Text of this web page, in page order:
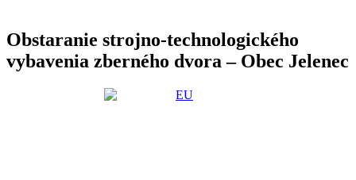
Obstaranie strojno-technologického
vybavenia zberného dvora – Obec Jelenec